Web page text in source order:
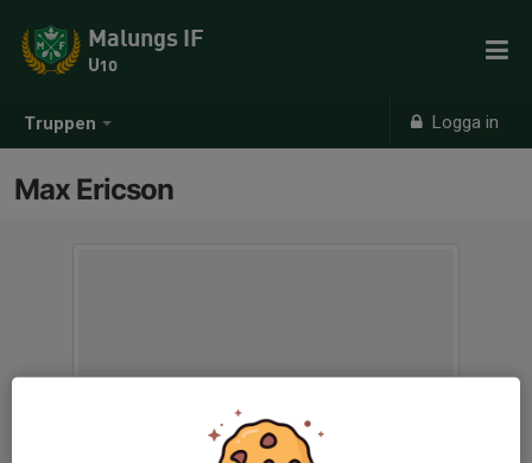
Truppen Logga in
Malungs IF
U10
Max Ericson